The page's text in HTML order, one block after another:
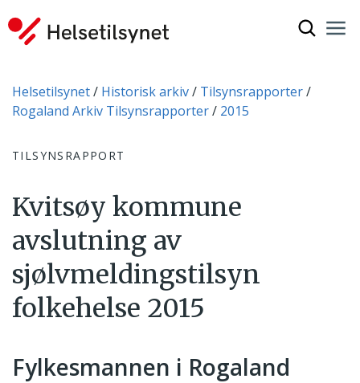
Du er her:
Helsetilsynet Historisk arkiv
Tilsynsrapporter
Rogaland Arkiv Tilsynsrapporter
2015
TILSYNSRAPPORT
Kvitsøy kommune
avslutning av
sjølvmeldingstilsyn
folkehelse 2015
Fylkesmannen i Rogaland